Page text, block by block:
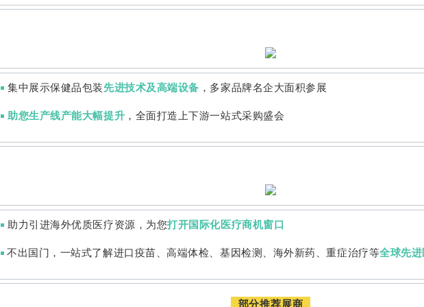
◾ 集中展示保健品包装先进技术及高端设备 ，多家品牌名企大面积参展
◾ 助您生产线产能大幅提升 ，全面打造上下游一站式采购盛会
◾ 助力引进海外优质医疗资源，为您打开国际化医疗商机窗口
◾不出国门，一站式了解进口疫苗、高端体检、基因检测、海外新药、重症治疗等全球先
部分推荐展商